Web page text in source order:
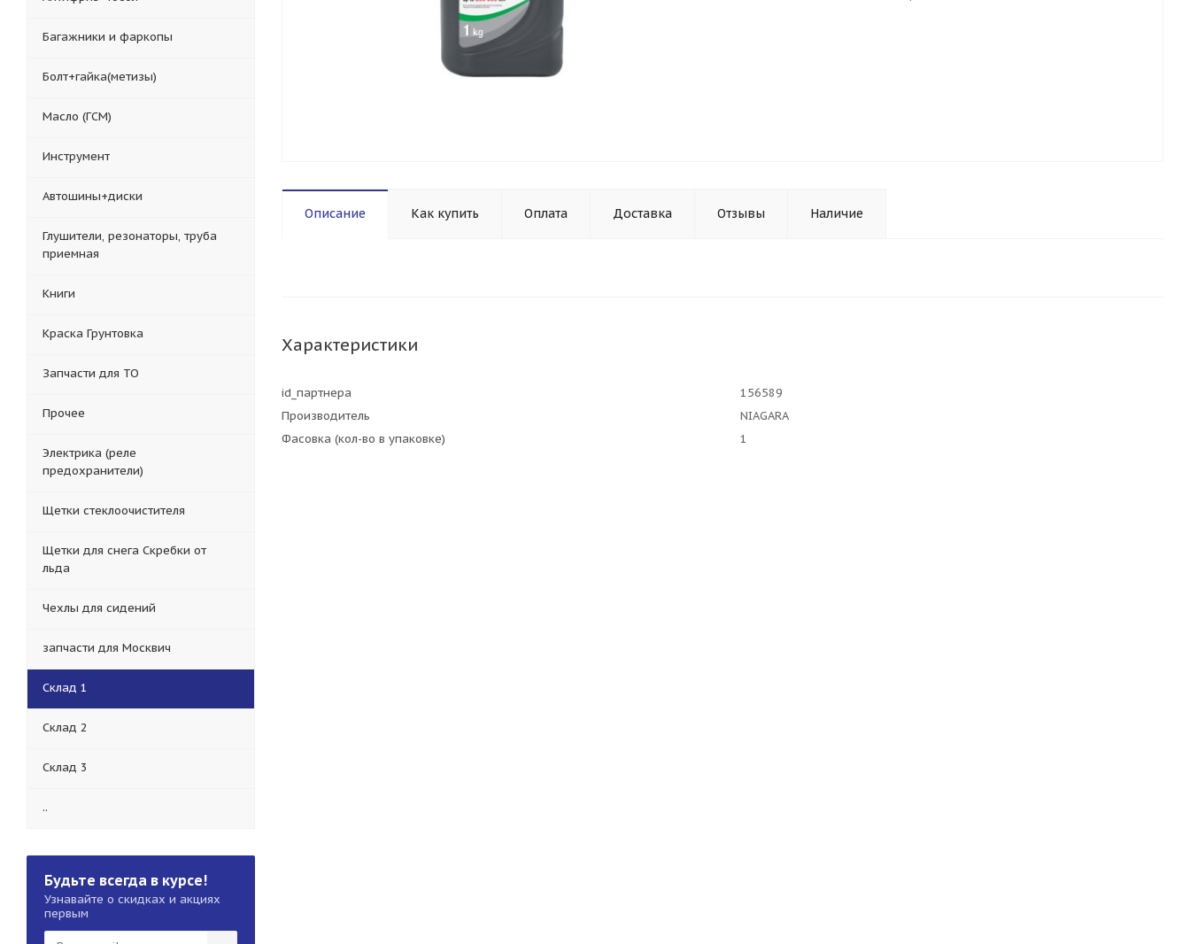
Описание Как купить Оплата Доставка Отзывы Наличие
Характеристики
id_партнера
156589
Производитель
NIAGARA
Фасовка (кол-во в упаковке)
1
Багажники и фаркопы
Болт+гайка(метизы)
Масло (ГСМ)
Инструмент
Автошины+диски
Глушители, резонаторы, труба
приемная
Книги
Краска Грунтовка
Запчасти для ТО
Прочее
Электрика (реле
предохранители)
Щетки стеклоочистителя
Щетки для снега Скребки от
льда
Чехлы для сидений
запчасти для Москвич
Склад 1
Склад 2
Склад 3
..
Будьте всегда в курсе!
Узнавайте о скидках и акциях
первым